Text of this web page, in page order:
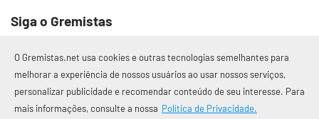
Siga o Gremistas
© 2017 – 2026 Gremistas.net
Gremistas.net — Porto Alegre/RS
O Gremistas.net usa cookies e outras tecnologias semelhantes para
melhorar a experiência de nossos usuários ao usar nossos serviços,
personalizar publicidade e recomendar conteúdo de seu interesse. Para
mais informações, consulte a nossa Política de Privacidade.